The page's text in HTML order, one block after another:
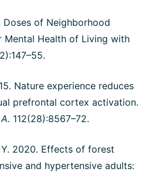
Doses of Neighborhood
Mental Health of Living with
Nature experience reduces
prefrontal cortex activation.
112(28):8567–72.
Y. 2020. Effects of forest
and hypertensive adults: